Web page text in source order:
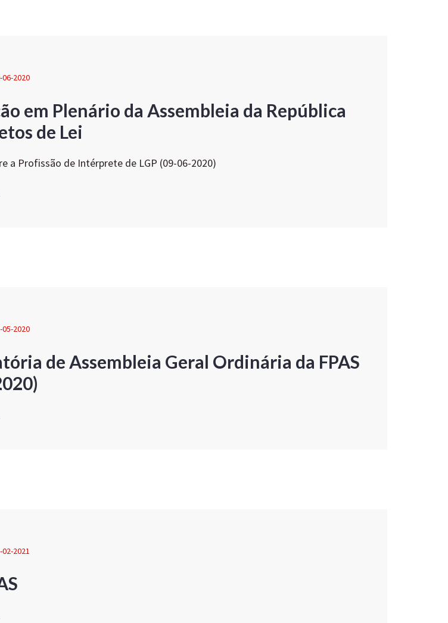
06-2020
em Plenário da Assembleia da República
de Lei
a Profissão de Intérprete de LGP (09-06-2020)
05-2020
de Assembleia Geral Ordinária da FPAS
02-2021